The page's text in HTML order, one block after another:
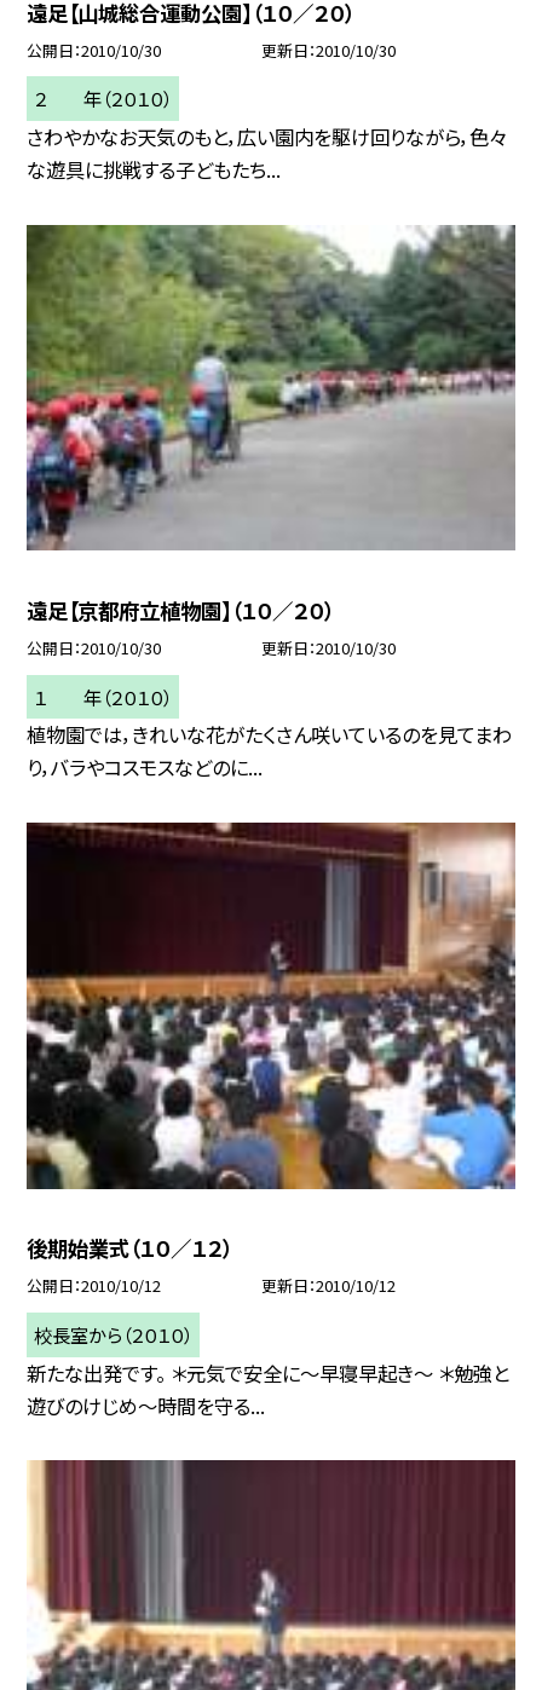
遠足【山城総合運動公園】（１０／２０）
公開日 2010/10/30 更新日 2010/10/30
２ 年（２０１０）
さわやかなお天気のもと，広い園内を駆け回りながら，色々
な遊具に挑戦する子どもたち...
遠足【京都府立植物園】（１０／２０）
公開日 2010/10/30 更新日 2010/10/30
１ 年（２０１０）
植物園では，きれいな花がたくさん咲いているのを見てまわ
り，バラやコスモスなどのに...
後期始業式（１０／１２）
公開日 2010/10/12 更新日 2010/10/12
校長室から（２０１０）
新たな出発です。 ＊元気で安全に〜早寝早起き〜 ＊勉強と
遊びのけじめ〜時間を守る...